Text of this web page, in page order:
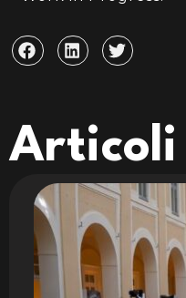
Articoli